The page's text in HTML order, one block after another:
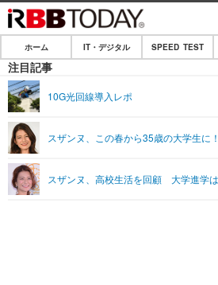
ホーム
IT・デジタル
ショッピング
SPEED TEST
エンタメ
エンタメTOP
ライフ
ホーム IT・デジタル SPEED TEST
注目記事
10G光回線導入レポ
スザンヌ、この春から35歳の大学生に
スザンヌ、高校生活を回顧 大学進学